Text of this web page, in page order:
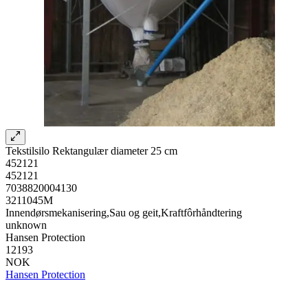
Tekstilsilo Rektangulær diameter 25 cm
452121
452121
7038820004130
3211045M
Innendørsmekanisering,Sau og geit,Kraftfôrhåndtering
unknown
Hansen Protection
12193
NOK
Hansen Protection